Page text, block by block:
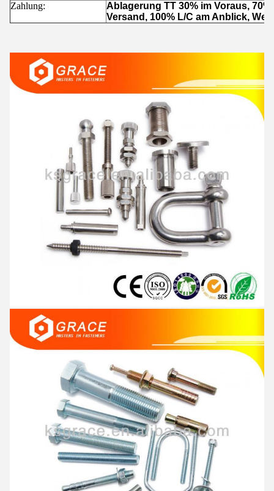
Zahlung:
Ablagerung TT 30% im Voraus,
Versand, 100% L/C am Anblick,